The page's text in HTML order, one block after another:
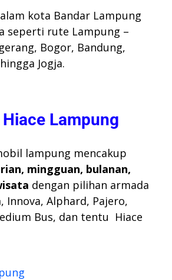
kota Bandar Lampung
seperti rute Lampung –
Bogor, Bandung,
Jogja.
Lampung
lampung mencakup
mingguan, bulanan,
dengan pilihan armada
Innova, Alphard, Pajero,
Bus, dan tentu Hiace